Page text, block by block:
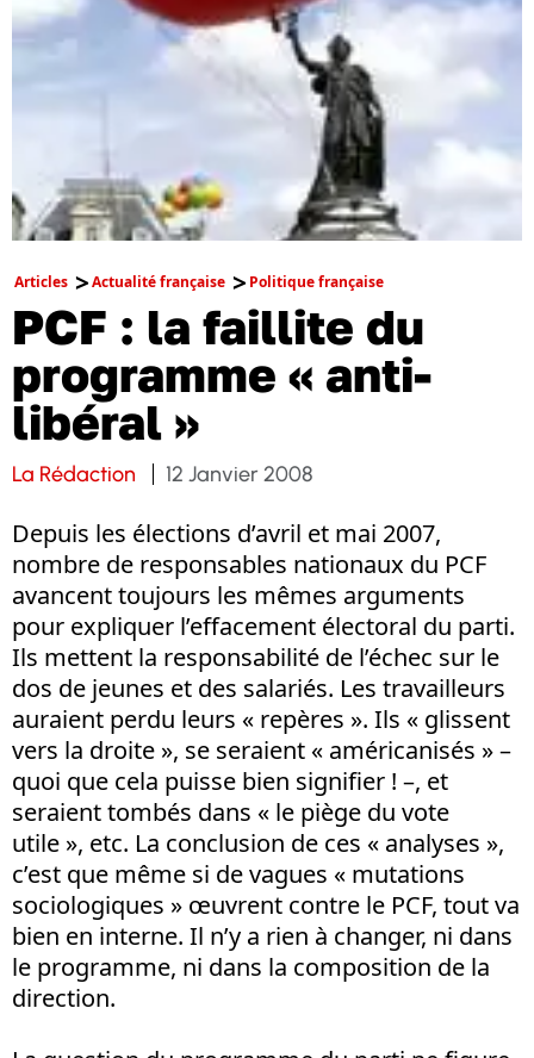
Articles Actualité française Politique française
PCF : la faillite du
programme « anti-
libéral »
La Rédaction 12 Janvier 2008
Depuis les élections d’avril et mai 2007,
nombre de responsables nationaux du PCF
avancent toujours les mêmes arguments
pour expliquer l’effacement électoral du parti.
Ils mettent la responsabilité de l’échec sur le
dos de jeunes et des salariés. Les travailleurs
auraient perdu leurs « repères ». Ils « glissent
vers la droite », se seraient « américanisés » –
quoi que cela puisse bien signifier ! –, et
seraient tombés dans « le piège du vote
utile », etc. La conclusion de ces « analyses »,
c’est que même si de vagues « mutations
sociologiques » œuvrent contre le PCF, tout va
bien en interne. Il n’y a rien à changer, ni dans
le programme, ni dans la composition de la
direction.